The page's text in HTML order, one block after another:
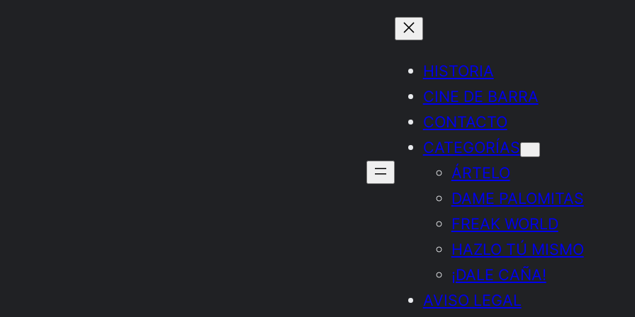
HISTORIA
CINE DE BARRA
CONTACTO
CATEGORÍAS
ÁRTELO
DAME PALOMITAS
FREAK WORLD
HAZLO TÚ MISMO
¡DALE CAÑA!
AVISO LEGAL